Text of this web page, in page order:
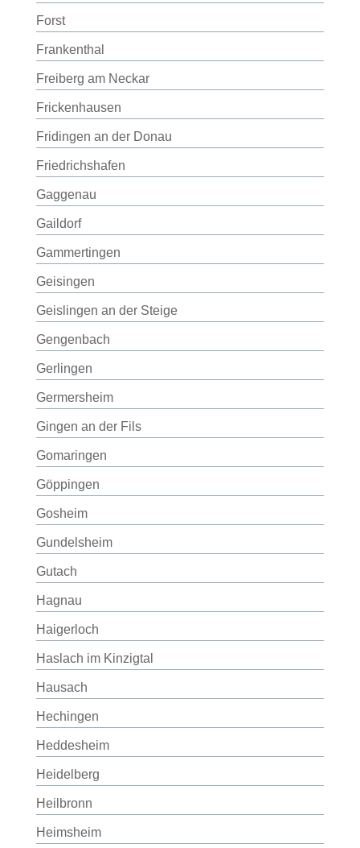
Forst
Frankenthal
Freiberg am Neckar
Frickenhausen
Fridingen an der Donau
Friedrichshafen
Gaggenau
Gaildorf
Gammertingen
Geisingen
Geislingen an der Steige
Gengenbach
Gerlingen
Germersheim
Gingen an der Fils
Gomaringen
Göppingen
Gosheim
Gundelsheim
Gutach
Hagnau
Haigerloch
Haslach im Kinzigtal
Hausach
Hechingen
Heddesheim
Heidelberg
Heilbronn
Heimsheim